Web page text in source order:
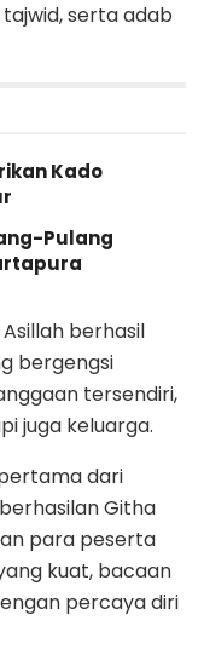
serta adab
Kado
Pulang
berhasil
bergengsi
tersendiri,
juga keluarga.
dari
Githa
para peserta
kuat, bacaan
percaya diri